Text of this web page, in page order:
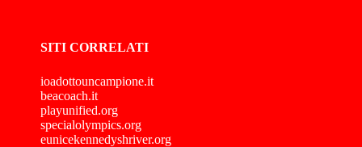
SITI CORRELATI
ioadottouncampione.it
beacoach.it
playunified.org
specialolympics.org
eunicekennedyshriver.org